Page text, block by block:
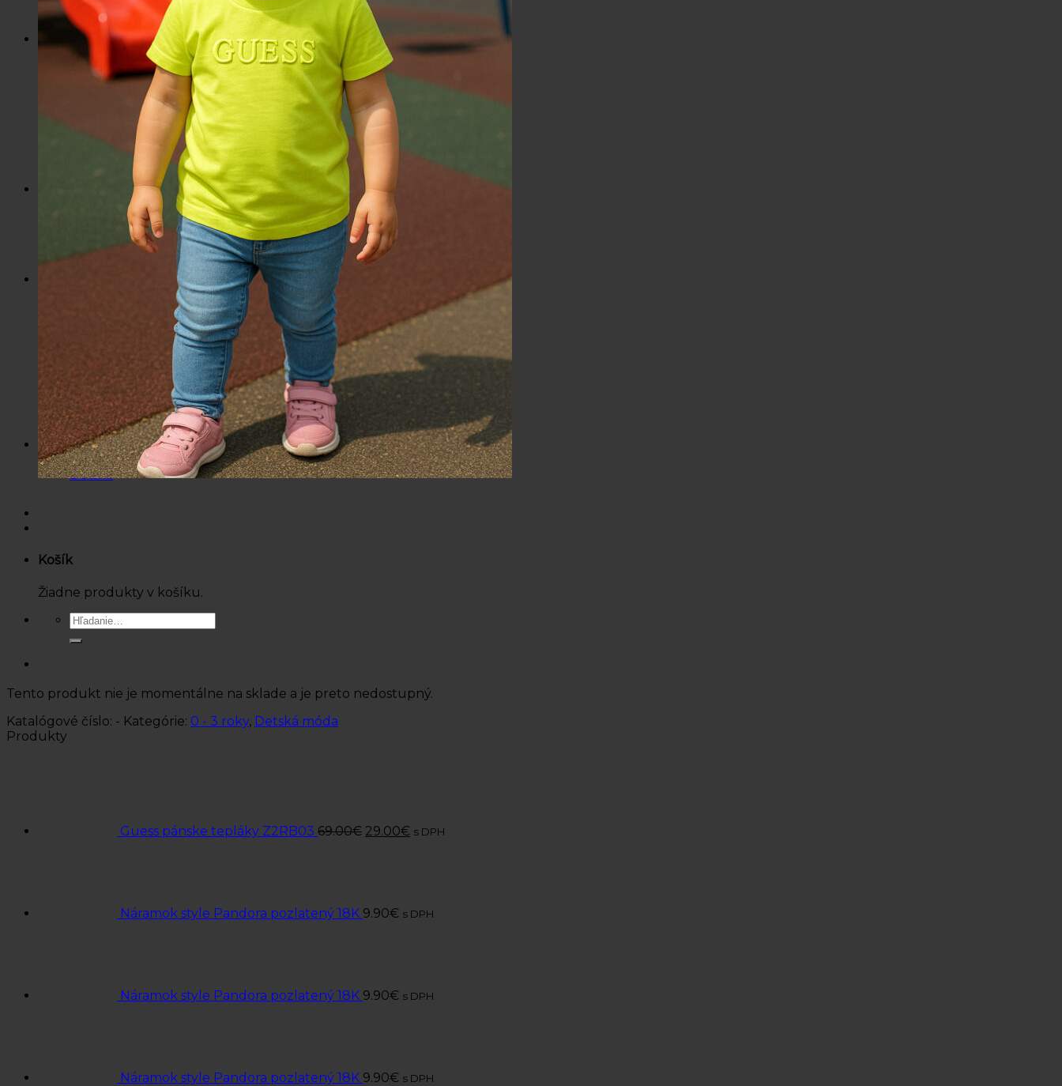
Hrnčeky a poháre s potlačou
Darčekové poukážky
Pánska móda
Kategórie
Tričká
Plavky
Mikiny a svetre
Bundy
Nohavice a tepláky
Pánska obuv
Spodné prádlo
Pánske doplnky
8-13 rokov
14-18 rokov
Dámska móda na každý deň
Košele / Blúzky
Nohavice / Tepláky
Sukne / Kraťasy
Súpravy
Tričká
Šaty
Doplnky
Bazárová ponuka
Dámske
Detské
Košík
Žiadne produkty v košíku.
Hľadať:
Tento produkt nie je momentálne na sklade a je preto nedostupný.
Katalógové číslo: - Kategórie: 0 - 3 roky, Detská móda
Produkty
Guess pánske tepláky Z2RB03 69.00€ 29.00€ s DPH
Náramok style Pandora pozlatený 18K 9.90€ s DPH
Náramok style Pandora pozlatený 18K 9.90€ s DPH
Náramok style Pandora pozlatený 18K 9.90€ s DPH